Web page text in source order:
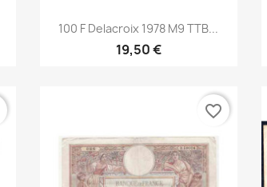
Aperçu rapide
100 F Delacroix 1978 M9 TTB...
19,50 €
favorite_border